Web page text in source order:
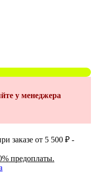
у менеджера
заказе от 5 500 ₽ -
предоплаты.